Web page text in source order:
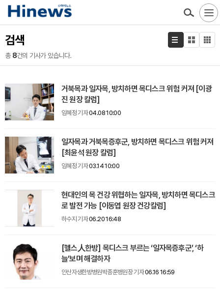
검색
총 8건의 기사가 있습니다.
거북목과 일자목, 방치하면 목디스크 위험 커져 [이광
진 원장 칼럼]
임혜정 기자04.08 10:00
일자목과 거북목증후군, 방치하면 목디스크 위험 커져
[최윤석 원장 칼럼]
임혜정 기자03.14 10:00
현대인의 목 건강 위협하는 일자목, 방치하면 목디스크
로 발전 가능 [이동엽 원장 건강칼럼]
하수지 기자06.20 16:48
[헬스人한방] 목디스크 부르는 ‘일자목증후군’, ‘하
늘’보며 해결하자
안산자생한방병원박종훈병원장 기자06.16 16:59